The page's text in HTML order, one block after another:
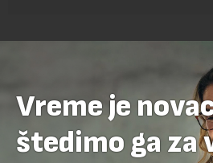
Vreme je
štedimo ga za